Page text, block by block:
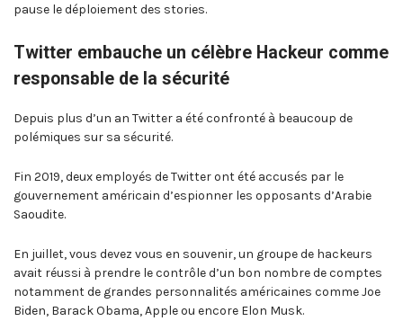
pause le déploiement des stories.
Twitter embauche un célèbre Hackeur comme
responsable de la sécurité
Depuis plus d’un an Twitter a été confronté à beaucoup de
polémiques sur sa sécurité.
Fin 2019, deux employés de Twitter ont été accusés par le
gouvernement américain d’espionner les opposants d’Arabie
Saoudite.
En juillet, vous devez vous en souvenir, un groupe de hackeurs
avait réussi à prendre le contrôle d’un bon nombre de comptes
notamment de grandes personnalités américaines comme Joe
Biden, Barack Obama, Apple ou encore Elon Musk.